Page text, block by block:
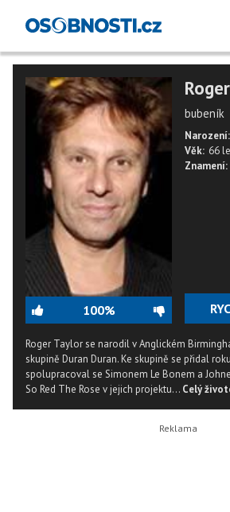
100%
bubeník
Narození:
Věk: 66
Znamení:
Roger Taylor se narodil v Anglickém
skupině Duran Duran. Ke skupině se přidal
spolupracoval se Simonem Le Bonem a
So Red The Rose v jejich projektu... Celý